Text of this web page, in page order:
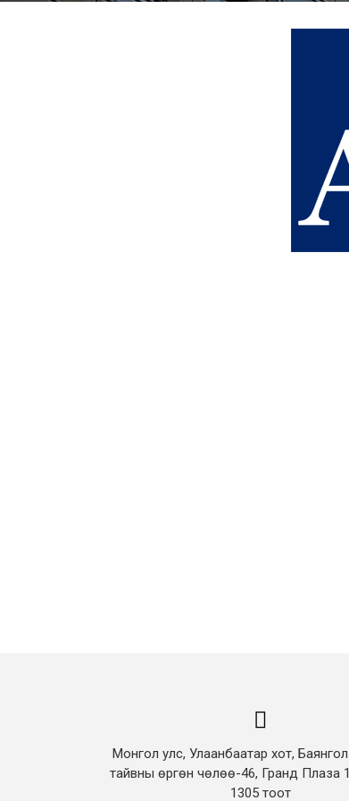
Монгол улс, Улаанбаатар хот, Баянгол
тайвны өргөн чөлөө-46, Гранд Плаза
1305 тоот